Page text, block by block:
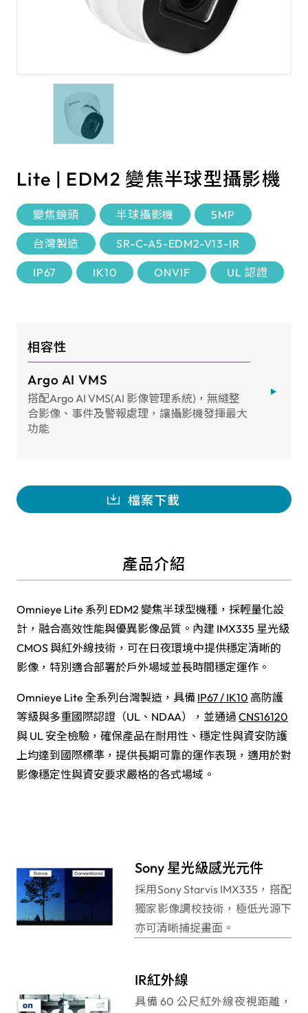
Lite | EDM2 變焦半球型攝影機
變焦鏡頭 半球攝影機 5MP
台灣製造 SR-C-A5-EDM2-V13-IR
IP67 IK10 ONVIF UL 認證
相容性
Argo AI VMS
搭配Argo AI VMS(AI 影像管理系統)，無縫整
合影像、事件及警報處理，讓攝影機發揮最大
功能
檔案下載
產品介紹
Omnieye Lite 系列 EDM2 變焦半球型機種，採輕量化設
計，融合高效性能與優異影像品質。內建 IMX335 星光級
CMOS 與紅外線技術，可在日夜環境中提供穩定清晰的
影像，特別適合部署於戶外場域並長時間穩定運作。
Omnieye Lite 全系列台灣製造，具備 IP67 / IK10 高防護
等級與多重國際認證（UL、NDAA），並通過 CNS16120
與 UL 安全檢驗，確保產品在耐用性、穩定性與資安防護
上均達到國際標準，提供長期可靠的運作表現，適用於對
影像穩定性與資安要求嚴格的各式場域。
Sony 星光級感光元件
採用Sony Starvis IMX335，搭配
獨家影像調校技術，極低光源下
亦可清晰捕捉畫面。
IR紅外線
具備 60 公尺紅外線夜視距離，